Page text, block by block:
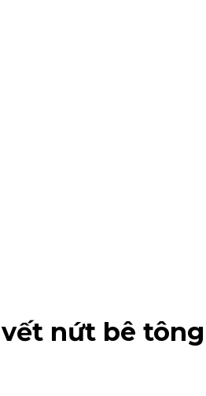
nứt bê tông